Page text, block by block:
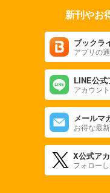
新刊やお
ブックラ
アプリの
LINE公式
アカウン
メールマ
お得な最
X公式ア
フォロー